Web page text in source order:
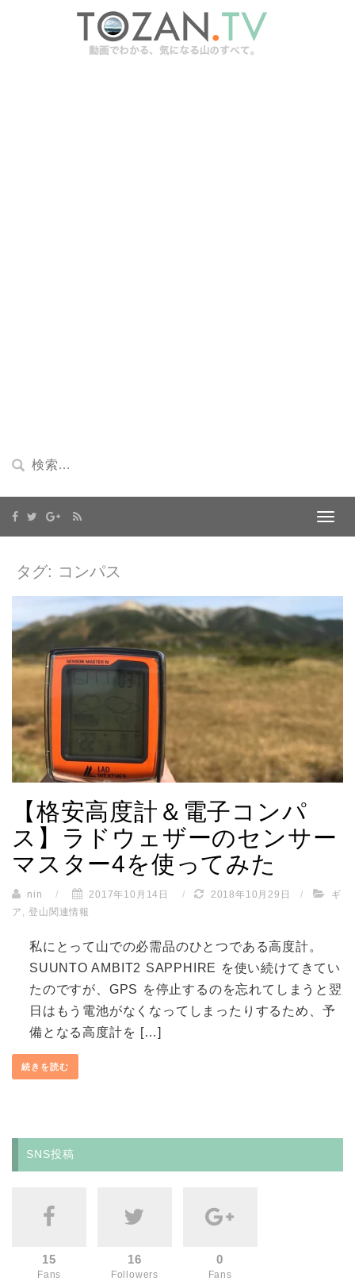
タグ: コンパス
【格安高度計＆電子コンパ
ス】ラドウェザーのセンサー
マスター4を使ってみた
nin / 2017年10月14日 / 2018年10月29日 /
ギ
ア ,登山関連情報
私にとって山での必需品のひとつである高度計。
SUUNTO AMBIT2 SAPPHIRE を使い続けてきてい
たのですが、GPS を停止するのを忘れてしまうと翌
日はもう電池がなくなってしまったりするため、予
備となる高度計を […]
続きを読む
SNS投稿
15
Fans
16
Followers
0
Fans